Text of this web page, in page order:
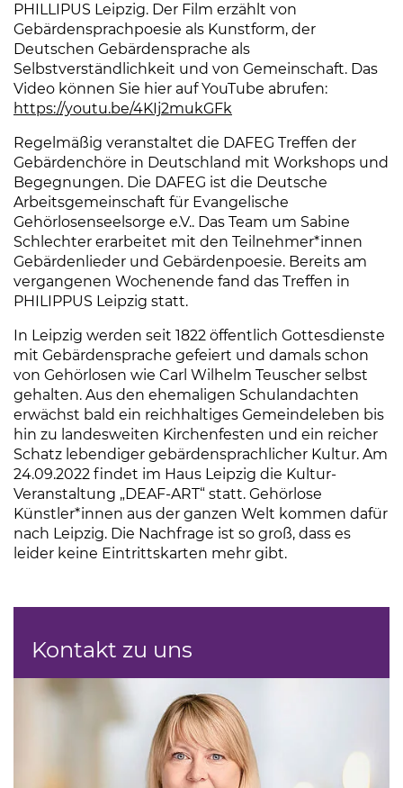
PHILLIPUS Leipzig. Der Film erzählt von
Gebärdensprachpoesie als Kunstform, der
Deutschen Gebärdensprache als
Selbstverständlichkeit und von Gemeinschaft. Das
Video können Sie hier auf YouTube abrufen:
https://youtu.be/4KIj2mukGFk
Regelmäßig veranstaltet die DAFEG Treffen der
Gebärdenchöre in Deutschland mit Workshops und
Begegnungen. Die DAFEG ist die Deutsche
Arbeitsgemeinschaft für Evangelische
Gehörlosenseelsorge e.V.. Das Team um Sabine
Schlechter erarbeitet mit den Teilnehmer*innen
Gebärdenlieder und Gebärdenpoesie. Bereits am
vergangenen Wochenende fand das Treffen in
PHILIPPUS Leipzig statt.
In Leipzig werden seit 1822 öffentlich Gottesdienste
mit Gebärdensprache gefeiert und damals schon
von Gehörlosen wie Carl Wilhelm Teuscher selbst
gehalten. Aus den ehemaligen Schulandachten
erwächst bald ein reichhaltiges Gemeindeleben bis
hin zu landesweiten Kirchenfesten und ein reicher
Schatz lebendiger gebärdensprachlicher Kultur. Am
24.09.2022 findet im Haus Leipzig die Kultur-
Veranstaltung „DEAF-ART“ statt. Gehörlose
Künstler*innen aus der ganzen Welt kommen dafür
nach Leipzig. Die Nachfrage ist so groß, dass es
leider keine Eintrittskarten mehr gibt.
Kontakt zu uns